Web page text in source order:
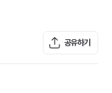
공유하기